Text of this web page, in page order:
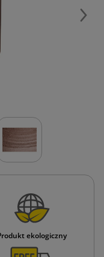
ekologiczny